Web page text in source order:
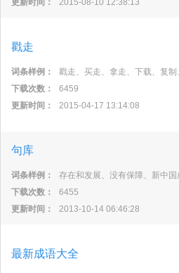
更新时间：
2015-08-10 12:38:13
戳走
词条样例：
戳走、买走、拿走、下载、复
下载次数：
6459
更新时间：
2015-04-17 13:14:08
句库
词条样例：
存在和发展、没有保障、新中
下载次数：
6455
更新时间：
2013-10-14 06:46:28
最新成语大全